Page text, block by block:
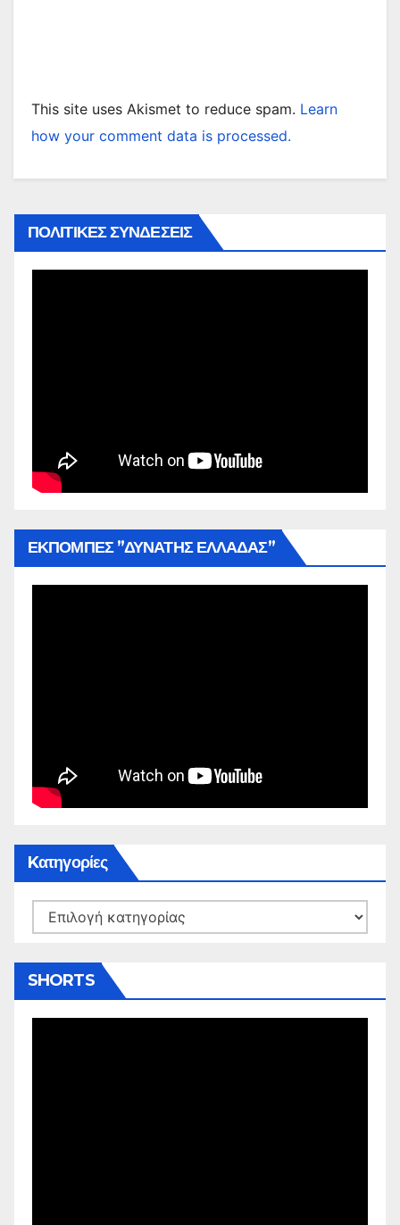
This site uses Akismet to reduce spam. Learn
how your comment data is processed.
ΠΟΛΙΤΙΚΕΣ ΣΥΝΔΕΣΕΙΣ
ΕΚΠΟΜΠΕΣ ”ΔΥΝΑΤΗΣ ΕΛΛΑΔΑΣ”
Kατηγορίες
Kατηγορίες
SHORTS